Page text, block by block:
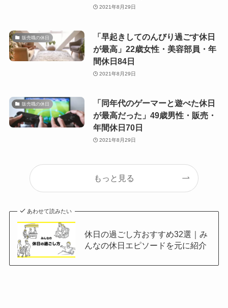
2021年8月29日
販売職の休日
「早起きしてのんびり過ごす休日
が最高」22歳女性・美容部員・年
間休日84日
2021年8月29日
販売職の休日
「同年代のゲーマーと遊べた休日
が最高だった」49歳男性・販売・
年間休日70日
2021年8月29日
もっと見る
あわせて読みたい
休日の過ごし方おすすめ32選｜み
んなの休日エピソードを元に紹介